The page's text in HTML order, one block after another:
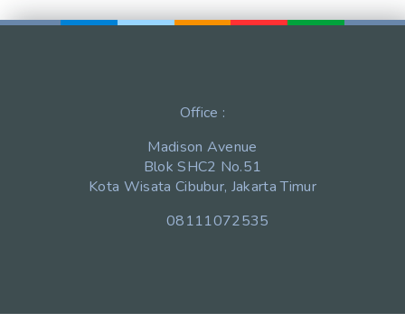
Office :
Madison Avenue
Blok SHC2 No.51
Kota Wisata Cibubur, Jakarta Timur
08111072535